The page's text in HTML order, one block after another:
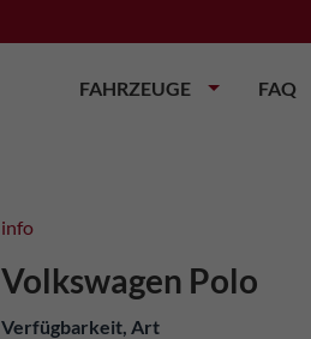
FAHRZEUGE FAQ
info
Volkswagen Polo
Verfügbarkeit, Art